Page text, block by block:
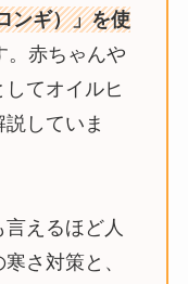
ンギ）」を使
。赤ちゃんや
てオイルヒ
していま
えるほど人
さ対策と、